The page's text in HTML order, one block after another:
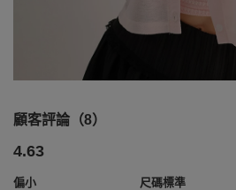
顧客評論（8）
4.63
偏小 尺碼標準